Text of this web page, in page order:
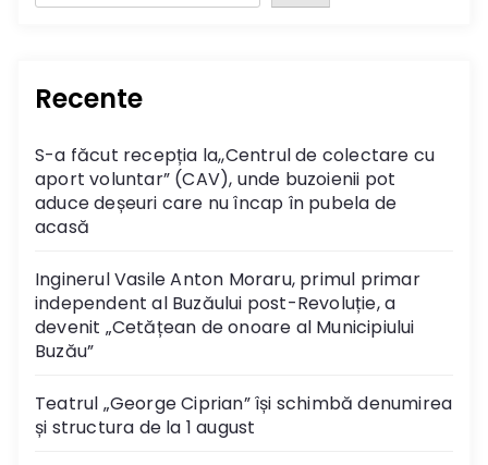
Recente
S-a făcut recepția la,,Centrul de colectare cu
aport voluntar” (CAV), unde buzoienii pot
aduce deșeuri care nu încap în pubela de
acasă
Inginerul Vasile Anton Moraru, primul primar
independent al Buzăului post-Revoluție, a
devenit „Cetățean de onoare al Municipiului
Buzău”
Teatrul „George Ciprian” își schimbă denumirea
și structura de la 1 august